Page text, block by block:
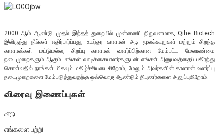
2000 ஆம் ஆண்டு முதல் இந்தத் துறையில் முன்னணி நிறுவனமாக, Qihe Biotech
இலிருந்து நீங்கள் எதிர்பார்ப்பது, உயர்தர காளான் அடி மூலக்கூறுகள் மற்றும் சிறந்த
காளான்கள் மட்டுமல்ல, சிறப்பு காளான் வளர்ப்பிற்கான மேம்பட்ட மேலாண்மை
நடைமுறைகளும் ஆகும். எங்கள் வாடிக்கையாளர்களுடன் எங்கள் அனுபவத்தைப் பகிர்ந்து
கொள்வதில் நாங்கள் மிகவும் மகிழ்ச்சியடைகிறோம், மேலும் அவர்களின் காளான் வளர்ப்பு
நடைமுறைகளை மேம்படுத்துவதற்கு ஒவ்வொரு ஆண்டும் நிபுணர்களை அனுப்புகிறோம்.
விரைவு இணைப்புகள்
வீடு
எங்களை பற்றி